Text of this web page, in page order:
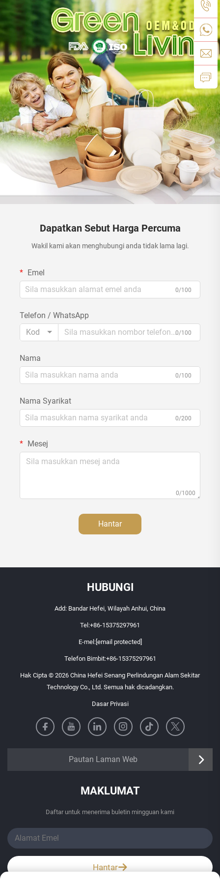
Dapatkan Sebut Harga Percuma
Wakil kami akan menghubungi anda tidak lama lagi.
Emel
0/100
Telefon / WhatsApp
Kod
0/100
Nama
0/100
Nama Syarikat
0/200
Mesej
0/1000
Hantar
HUBUNGI
Add: Bandar Hefei, Wilayah Anhui, China
Tel:+86-15375297961
E-mel:[email protected]
Telefon Bimbit:+86-15375297961
Hak Cipta © 2026 China Hefei Senang Perlindungan Alam Sekitar
Technology Co., Ltd. Semua hak dicadangkan.
Dasar Privasi
Pautan Laman Web
https://senangbz.en.alibaba.com
MAKLUMAT
Daftar untuk menerima buletin mingguan kami
Hantar